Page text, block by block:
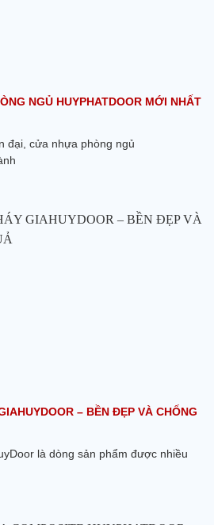
NGỦ HUYPHATDOOR MỚI NHẤT
đại, cửa nhựa phòng ngủ
– BỀN ĐẸP VÀ CHỐNG
là dòng sản phẩm được nhiều